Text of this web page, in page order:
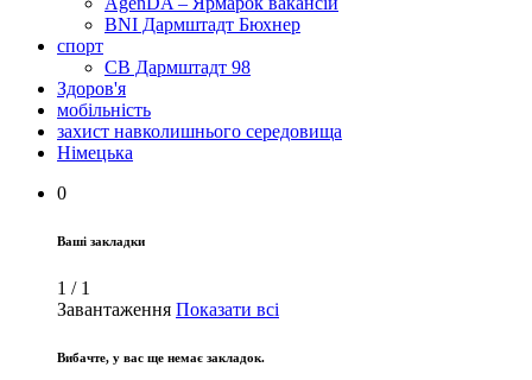
BNI Дармштадт Бюхнер
спорт
СВ Дармштадт 98
Здоров'я
мобільність
захист навколишнього середовища
Німецька
0
Ваші закладки
1 / 1
Завантаження Показати всі
Вибачте, у вас ще немає закладок.